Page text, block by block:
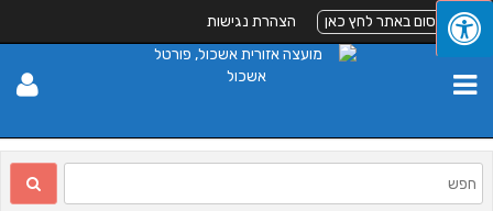
לפרסום באתר לחץ כאן הצהרת נגישות